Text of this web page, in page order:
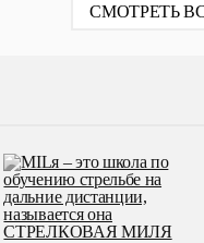
СМОТРЕТЬ